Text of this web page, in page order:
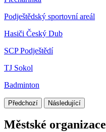
Podještědský sportovní areál
Hasiči Český Dub
SCP Podještědí
TJ Sokol
Badminton
Předchozí Následující
Městské organizace